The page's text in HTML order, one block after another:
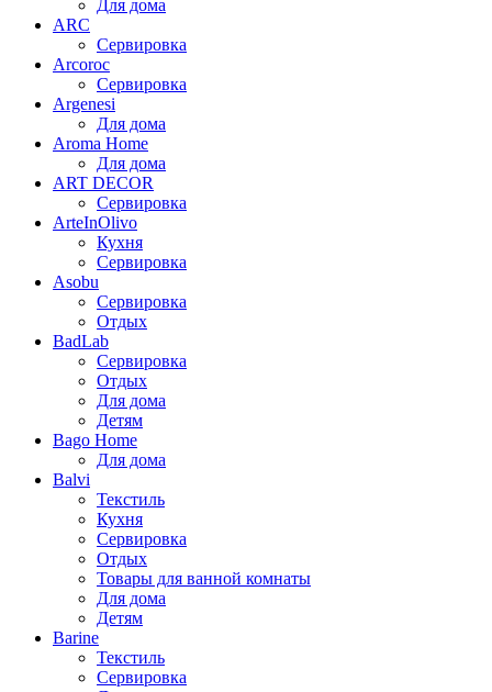
Для дома
ARC
Сервировка
Arcoroc
Сервировка
Argenesi
Для дома
Aroma Home
Для дома
ART DECOR
Сервировка
ArteInOlivo
Кухня
Сервировка
Asobu
Сервировка
Отдых
BadLab
Сервировка
Отдых
Для дома
Детям
Bago Home
Для дома
Balvi
Текстиль
Кухня
Сервировка
Отдых
Товары для ванной комнаты
Для дома
Детям
Barine
Текстиль
Сервировка